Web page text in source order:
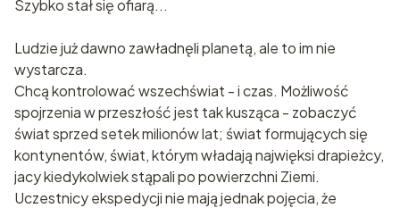
Szybko stał się ofiarą...
Ludzie już dawno zawładnęli planetą, ale to im nie
wystarcza.
Chcą kontrolować wszechświat - i czas. Możliwość
spojrzenia w przeszłość jest tak kusząca - zobaczyć
świat sprzed setek milionów lat; świat formujących się
kontynentów, świat, którym władają najwięksi drapieżcy,
jacy kiedykolwiek stąpali po powierzchni Ziemi.
Uczestnicy ekspedycji nie mają jednak pojęcia, że